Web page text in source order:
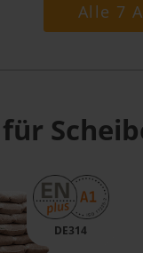
Alle 7
DE314